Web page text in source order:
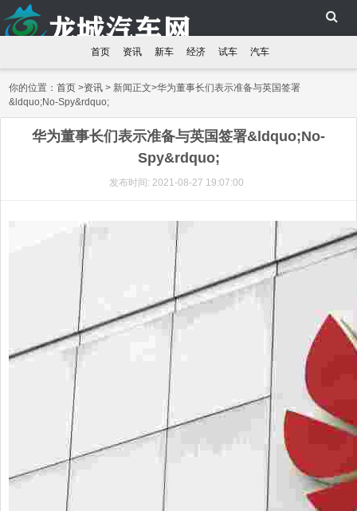
首页 资讯 新车 经济 试车 汽车
你的位置：首页 >资讯 > 新闻正文>华为董事长们表示准备与英国签署
&ldquo;No-Spy&rdquo;
华为董事长们表示准备与英国签署&ldquo;No-
Spy&rdquo;
发布时间: 2021-08-27 19:07:00